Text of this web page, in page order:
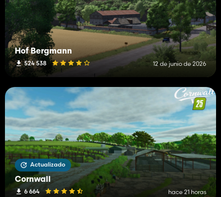
Hof Bergmann
524 538 12 de junio de 2026
Actualizado
Cornwall
6 664 hace 21 horas